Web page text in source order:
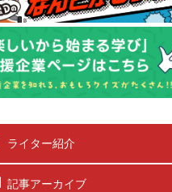
ライター紹介
記事アーカイブ